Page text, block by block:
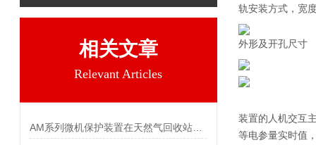
相关文章
Relevant Articles
轨安装方式，宽
外形及开孔尺寸
装置的人机交互
等电参量实时值